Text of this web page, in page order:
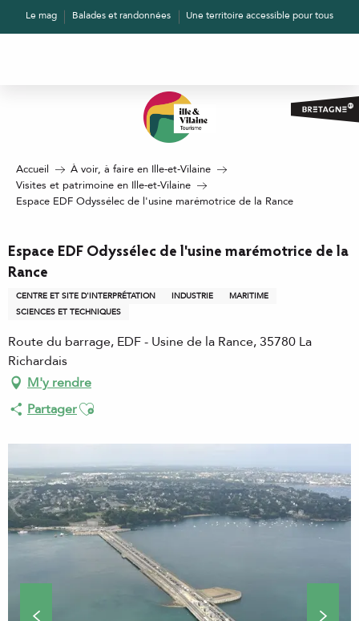
AllerLe mag Balades et randonnées Une territoire accessible pour tous
Accueil
À voir, à faire en Ille-et-Vilaine
Visites et patrimoine en Ille-et-Vilaine
Espace EDF Odyssélec de l'usine marémotrice de la Rance
Espace EDF Odyssélec de l'usine marémotrice de la
Rance
CENTRE ET SITE D'INTERPRÉTATION INDUSTRIE
MARITIME
SCIENCES ET TECHNIQUES
Route du barrage, EDF - Usine de la Rance, 35780 La
Richardais
M'y rendre
PartagerAjouter aux favoris